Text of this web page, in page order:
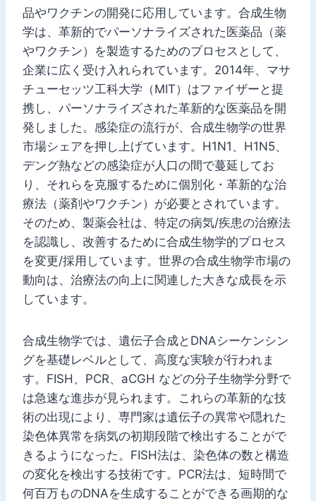
品やワクチンの開発に応用しています。合成生物
学は、革新的でパーソナライズされた医薬品（薬
やワクチン）を製造するためのプロセスとして、
企業に広く受け入れられています。2014年、マサ
チューセッツ工科大学（MIT）はファイザーと提
携し、パーソナライズされた革新的な医薬品を開
発しました。感染症の流行が、合成生物学の世界
市場シェアを押し上げています。H1N1、H1N5、
デング熱などの感染症が人口の間で蔓延してお
り、それらを克服するために個別化・革新的な治
療法（薬剤やワクチン）が必要とされています。
そのため、製薬会社は、特定の病気/疾患の治療法
を認識し、改善するために合成生物学的プロセス
を変更/採用しています。世界の合成生物学市場の
動向は、治療法の向上に関連した大きな成長を示
しています。
合成生物学では、遺伝子合成とDNAシーケンシン
グを基礎レベルとして、高度な実験が行われま
す。FISH、PCR、aCGH などの分子生物学分野で
は急速な進歩が見られます。これらの革新的な技
術の出現により、専門家は遺伝子の異常や隠れた
染色体異常を病気の初期段階で検出することがで
きるようになった。FISH法は、染色体の数と構造
の変化を検出する技術です。PCR法は、短時間で
何百万ものDNAを生成することができる画期的な